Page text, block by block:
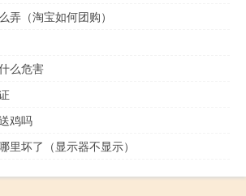
弄（淘宝如何团购）
么危害
鸡吗
里坏了（显示器不显示）